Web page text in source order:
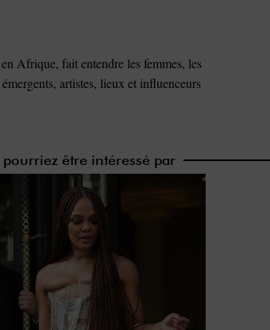
Afrique, fait entendre les femmes, les
artistes, lieux et influenceurs
pourriez être intéressé par